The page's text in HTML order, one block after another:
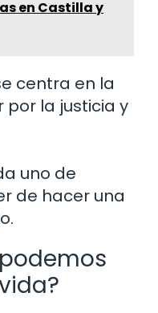
en Castilla y
centra en la
la justicia y
uno de
de hacer una